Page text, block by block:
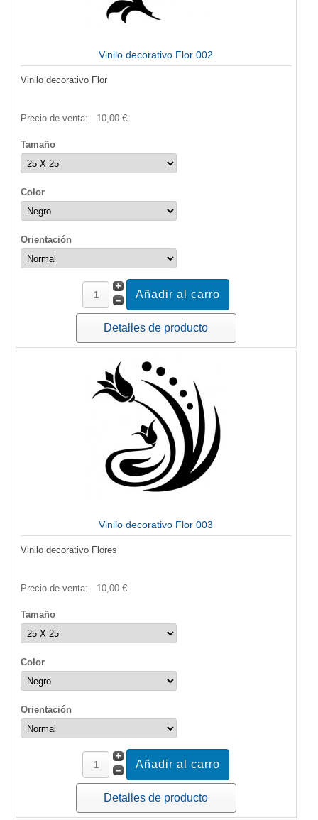
Vinilo decorativo Flor 002
Vinilo decorativo Flor
Precio de venta: 10,00 €
Tamaño
Color
Orientación
Detalles de producto
Vinilo decorativo Flor 003
Vinilo decorativo Flores
Precio de venta: 10,00 €
Tamaño
Color
Orientación
Detalles de producto